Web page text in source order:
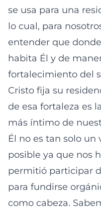
se usa para una
lo cual, para
entender que
habita Él y de
fortalecimiento del
Cristo fija su
de esa fortaleza es
más íntimo de
Él no es tan solo un
posible ya que nos
permitió participar
para fundirse
como cabeza.